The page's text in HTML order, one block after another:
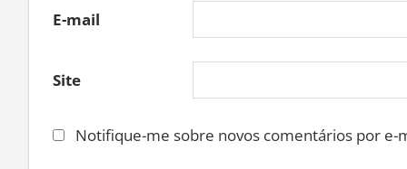
E-mail
Site
Notifique-me sobre novos comentários por e-